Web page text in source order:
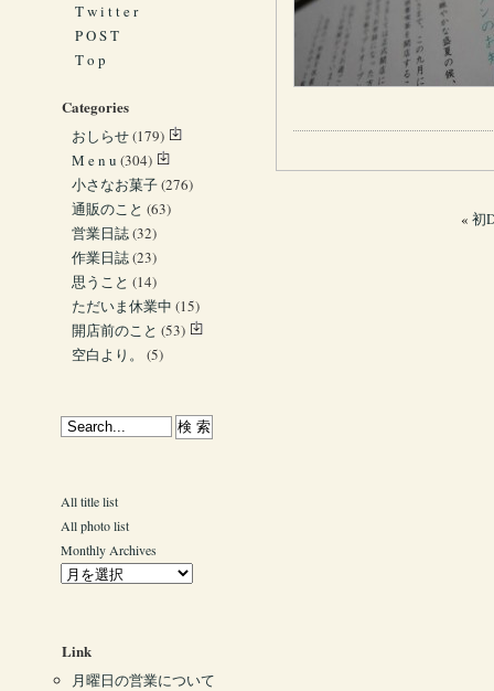
« 初
T w i t t e r
P O S T
T o p
Categories
おしらせ(179)
M e n u (304)
小さなお菓子(276)
通販のこと (63)
営業日誌(32)
作業日誌(23)
思うこと (14)
ただいま休業中 (15)
開店前のこと (53)
空白より。
(5)
All title list
All photo list
Monthly Archives
Link
月曜日の営業について